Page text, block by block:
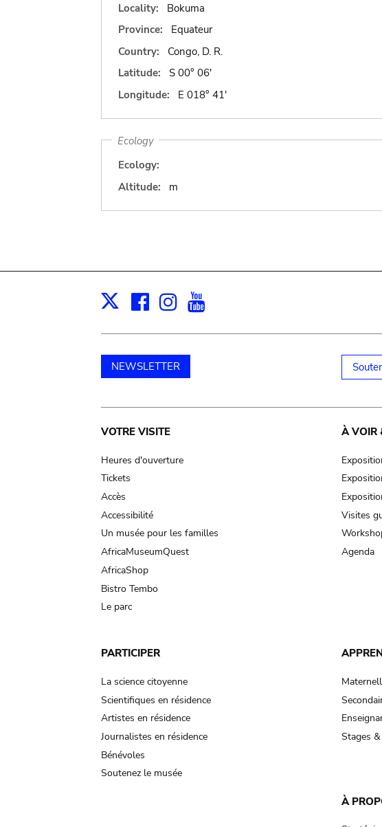
Locality:
Bokuma
Province:
Equateur
Country:
Congo, D. R.
Latitude:
S 00° 06'
Longitude:
E 018° 41'
Ecology
Ecology:
Altitude:
m
X Facebook
Instagram
NEWSLETTER
Main
navigation
VOTRE VISITE
Heures d'ouverture
Tickets
Accès
Accessibilité
Un musée pour les familles
AfricaMuseumQuest
AfricaShop
Bistro Tembo
Le parc
À VOIR
Visites
Agenda
PARTICIPER
La science citoyenne
Scientifiques en résidence
Artistes en résidence
Journalistes en résidence
Bénévoles
Soutenez le musée
Stages
À